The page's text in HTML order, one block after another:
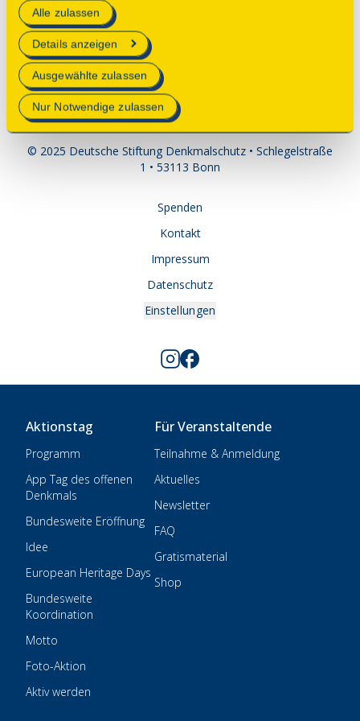
technisch notwendig und für den Betrieb der Webseite
erforderlich sind.
Mehr Informationen finden Sie in unserer
Datenschutzerklärung.
Alle zulassen
Details anzeigen
Ausgewählte zulassen
Nur Notwendige zulassen
schlossmuseum-
besucherservive@sondershausen.de
© 2025 Deutsche Stiftung Denkmalschutz • Schlegelstraße
1 • 53113 Bonn
Spenden
Kontakt
Impressum
Datenschutz
Einstellungen
Aktionstag
Programm
App Tag des offenen
Denkmals
Bundesweite Eröffnung
Idee
European Heritage Days
Bundesweite
Koordination
Motto
Foto-Aktion
Aktiv werden
Für Veranstaltende
Teilnahme & Anmeldung
Aktuelles
Newsletter
FAQ
Gratismaterial
Shop